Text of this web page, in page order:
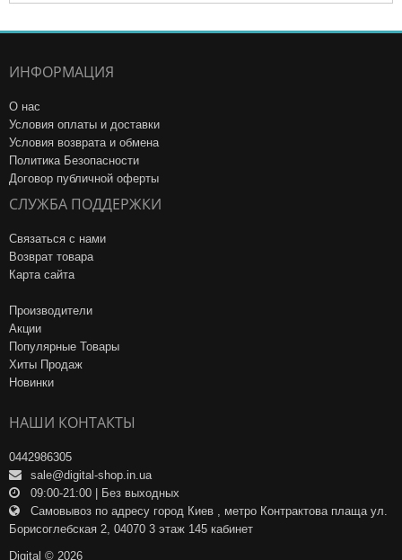
ИНФОРМАЦИЯ
О нас
Условия оплаты и доставки
Условия возврата и обмена
Политика Безопасности
Договор публичной оферты
СЛУЖБА ПОДДЕРЖКИ
Связаться с нами
Возврат товара
Карта сайта
Производители
Акции
Популярные Товары
Хиты Продаж
Новинки
НАШИ КОНТАКТЫ
0442986305
sale@digital-shop.in.ua
09:00-21:00 | Без выходных
Самовывоз по адресу город Киев , метро Контрактова плаща ул.
Борисоглебская 2, 04070 3 этаж 145 кабинет
Digital © 2026